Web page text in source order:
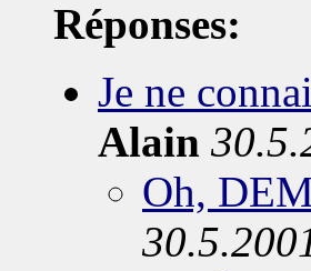
Réponses:
Je ne
Alain
Oh,